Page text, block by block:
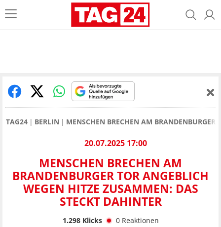
TAG24 BERLIN MENSCHEN BRECHEN AM
20.07.2025 17:00
MENSCHEN BRECHEN AM
BRANDENBURGER TOR ANGEBLICH
WEGEN HITZE ZUSAMMEN: DAS
STECKT DAHINTER
1.298Klicks 0 Reaktionen